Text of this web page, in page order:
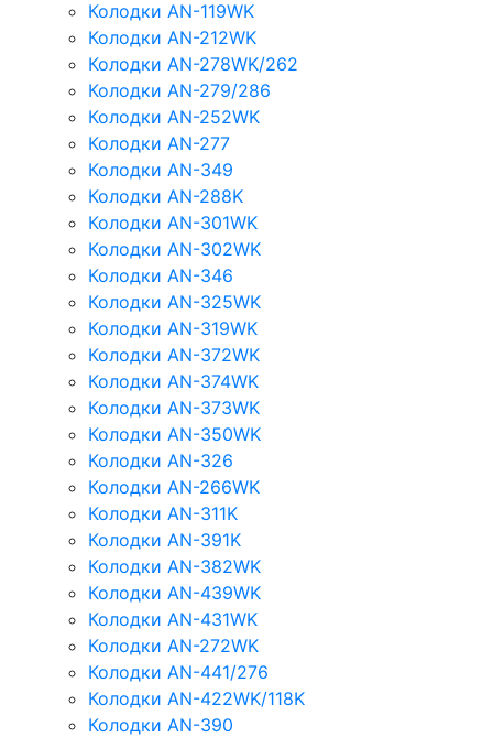
Колодки AN-119WK
Колодки AN-212WK
Колодки AN-278WK/262
Колодки AN-279/286
Колодки AN-252WK
Колодки AN-277
Колодки AN-349
Колодки AN-288K
Колодки AN-301WK
Колодки AN-302WK
Колодки AN-346
Колодки AN-325WK
Колодки AN-319WK
Колодки AN-372WK
Колодки AN-374WK
Колодки AN-373WK
Колодки AN-350WK
Колодки AN-326
Колодки AN-266WK
Колодки AN-311K
Колодки AN-391K
Колодки AN-382WK
Колодки AN-439WK
Колодки AN-431WK
Колодки AN-272WK
Колодки AN-441/276
Колодки AN-422WK/118K
Колодки AN-390